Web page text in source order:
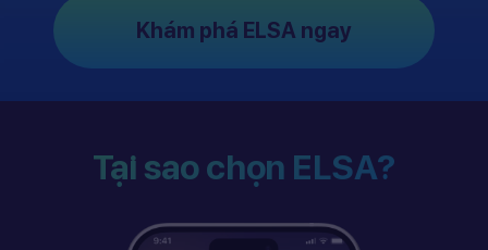
Khám phá ELSA ngay
Tại sao chọn ELSA?